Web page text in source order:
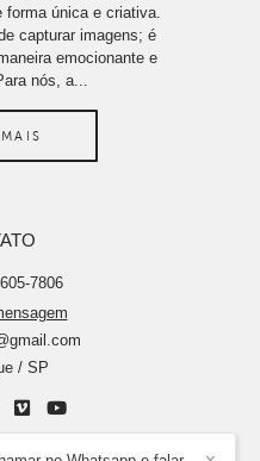
forma única e criativa.
capturar imagens; é
emocionante e
nós, a...
7806
/ SP